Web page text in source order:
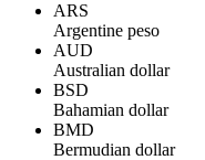
ARS
Argentine peso
AUD
Australian dollar
BSD
Bahamian dollar
BMD
Bermudian dollar